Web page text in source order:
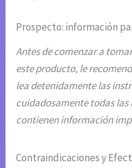
Prospecto: información
Antes de comenzar a
este producto, le
lea detenidamente las
cuidadosamente todas las
contienen información
Contraindicaciones y